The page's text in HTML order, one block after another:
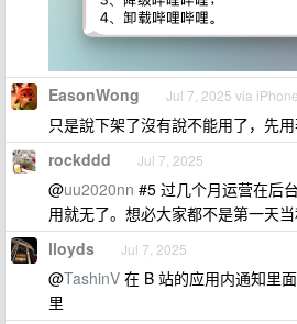
EasonWong Jul 7, 2025 via iPhone
只是說下架了沒有說不能用了，先
rockddd Jul 7, 2025
@uu2020nn #5 过几个月运营在后
用就无了。想必大家都不是第一天
lloyds Jul 7, 2025
@TashinV 在 B 站的应用内通知里
里